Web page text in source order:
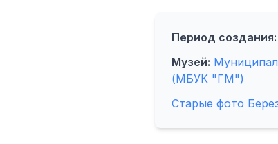
Период создания:
Музей:
(МБУК "ГМ")
Старые фото